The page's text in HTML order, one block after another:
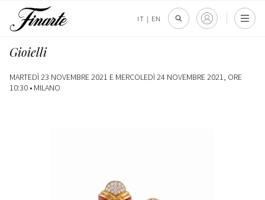
IT | EN
Gioielli
MARTEDÌ 23 NOVEMBRE 2021 E MERCOLEDÌ 24 NOVEMBRE 2021, ORE
10:30 • MILANO